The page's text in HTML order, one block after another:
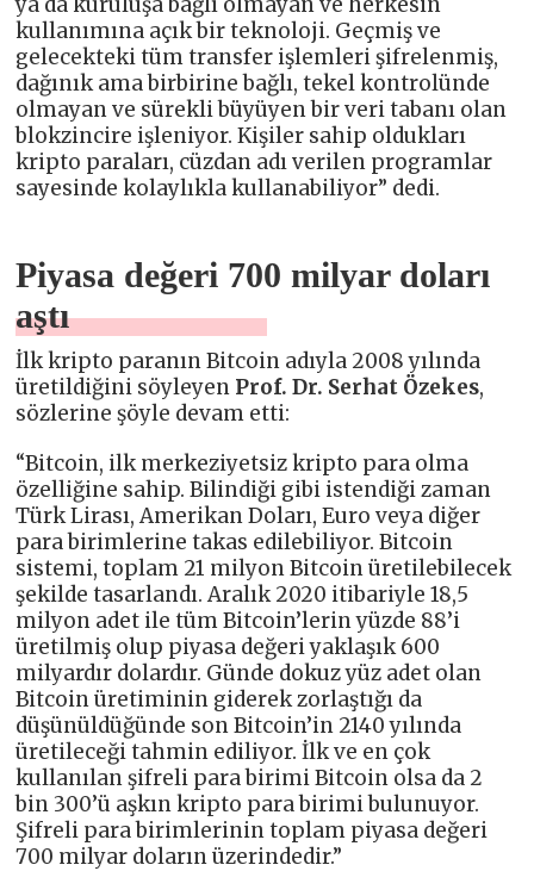
kullanımına açık bir teknoloji. Geçmiş ve
gelecekteki tüm transfer işlemleri şifrelenmiş,
dağınık ama birbirine bağlı, tekel kontrolünde
olmayan ve sürekli büyüyen bir veri tabanı olan
blokzincire işleniyor. Kişiler sahip oldukları
kripto paraları, cüzdan adı verilen programlar
sayesinde kolaylıkla kullanabiliyor” dedi.
Piyasa değeri 700 milyar doları
aştı
İlk kripto paranın Bitcoin adıyla 2008 yılında
üretildiğini söyleyen Prof. Dr. Serhat Özekes,
sözlerine şöyle devam etti:
“Bitcoin, ilk merkeziyetsiz kripto para olma
özelliğine sahip. Bilindiği gibi istendiği zaman
Türk Lirası, Amerikan Doları, Euro veya diğer
para birimlerine takas edilebiliyor. Bitcoin
sistemi, toplam 21 milyon Bitcoin üretilebilecek
şekilde tasarlandı. Aralık 2020 itibariyle 18,5
milyon adet ile tüm Bitcoin’lerin yüzde 88’i
üretilmiş olup piyasa değeri yaklaşık 600
milyardır dolardır. Günde dokuz yüz adet olan
Bitcoin üretiminin giderek zorlaştığı da
düşünüldüğünde son Bitcoin’in 2140 yılında
üretileceği tahmin ediliyor. İlk ve en çok
kullanılan şifreli para birimi Bitcoin olsa da 2
bin 300’ü aşkın kripto para birimi bulunuyor.
Şifreli para birimlerinin toplam piyasa değeri
700 milyar doların üzerindedir.”